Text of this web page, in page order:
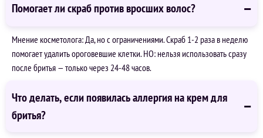
Помогает ли скраб против вросших волос?
Мнение косметолога: Да, но с ограничениями. Скраб 1-2 раза в неделю
помогает удалить ороговевшие клетки. НО: нельзя использовать сразу
после бритья — только через 24-48 часов.
Что делать, если появилась аллергия на крем для
бритья?